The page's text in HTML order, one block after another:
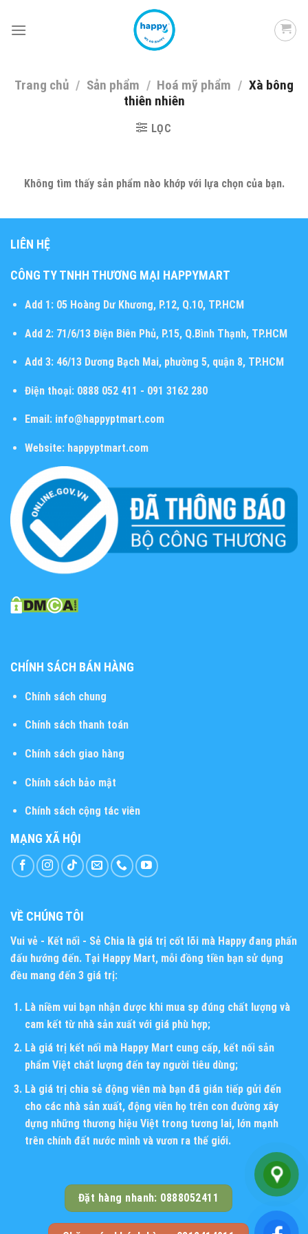
Trang chủ / Sản phẩm / Hoá mỹ phẩm / Xà bông
thiên nhiên
LỌC
Không tìm thấy sản phẩm nào khớp với lựa chọn của bạn.
LIÊN HỆ
CÔNG TY TNHH THƯƠNG MẠI HAPPYMART
Add 1:05 Hoàng Dư Khương, P.12, Q.10, TP.HCM
Add 2:71/6/13 Điện Biên Phủ, P.15, Q.Bình Thạnh, TP.HCM
Add 3:46/13 Dương Bạch Mai, phường 5, quận 8, TP.HCM
Điện thoại:0888 052 411 - 091 3162 280
Email:info@happyptmart.com
Website: happyptmart.com
CHÍNH SÁCH BÁN HÀNG
Chính sách chung
Chính sách thanh toán
Chính sách giao hàng
Chính sách bảo mật
Chính sách cộng tác viên
MẠNG XÃ HỘI
VỀ CHÚNG TÔI
Vui vẻ - Kết nối - Sẻ Chia là giá trị cốt lõi mà Happy đang phấn
đấu hướng đến. Tại Happy Mart, mỗi đồng tiền bạn sử dụng
đều mang đến 3 giá trị:
Là niềm vui bạn nhận được khi mua sp đúng chất lượng và
cam kết từ nhà sản xuất với giá phù hợp;
Là giá trị kết nối mà Happy Mart cung cấp, kết nối sản
phẩm Việt chất lượng đến tay người tiêu dùng;
Là giá trị chia sẻ động viên mà bạn đã gián tiếp gửi đến
cho các nhà sản xuất, động viên họ trên con đường xây
dựng những thương hiệu Việt trong tương lai, lớn mạnh
trên chính đất nước mình và vươn ra thế giới.
Đặt hàng nhanh: 0888052411